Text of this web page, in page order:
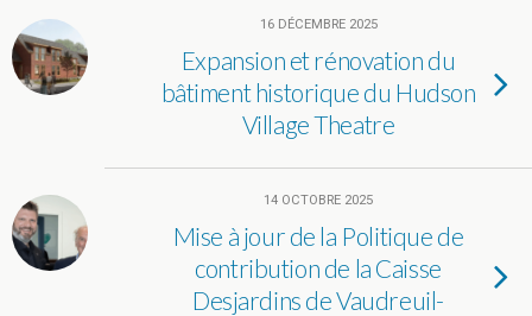
16 DÉCEMBRE 2025
Expansion et rénovation du
bâtiment historique du Hudson
Village Theatre
14 OCTOBRE 2025
Mise à jour de la Politique de
contribution de la Caisse
Desjardins de Vaudreuil-